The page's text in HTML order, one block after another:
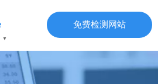
▼
免费检测网站